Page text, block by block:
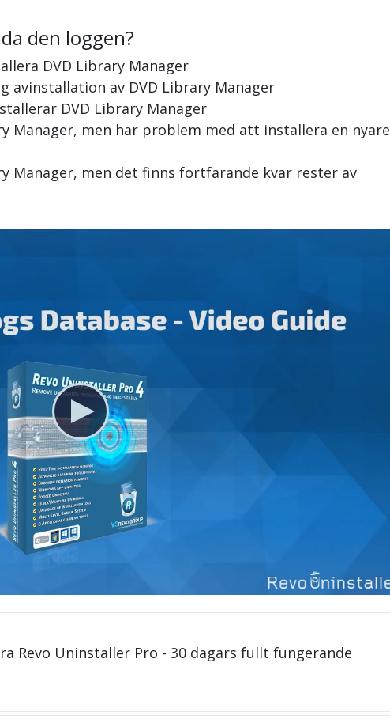
den loggen?
DVD Library Manager
avinstallation av DVD Library Manager
DVD Library Manager
Manager, men har problem med att installera en nyare
Manager, men det finns fortfarande kvar rester av
Revo Uninstaller Pro - 30 dagars fullt fungerande